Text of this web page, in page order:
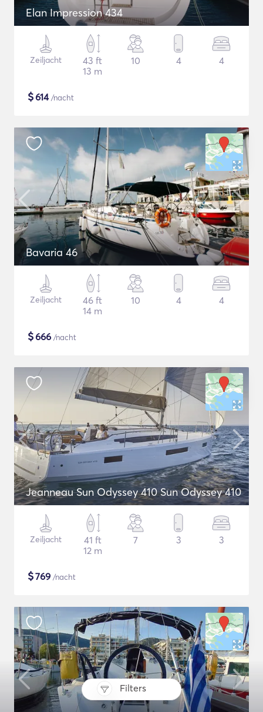
Filters
Elan Impression 434
Zeiljacht
43 ft
13 m
10 4 4
$614/nacht
Bavaria 46
Zeiljacht
46 ft
14 m
10 4 4
$666 /nacht
Jeanneau Sun Odyssey 410 Sun Odyssey 410
Zeiljacht
41 ft
12 m
7 3 3
$769 /nacht